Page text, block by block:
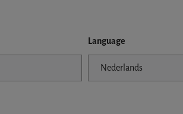
Language